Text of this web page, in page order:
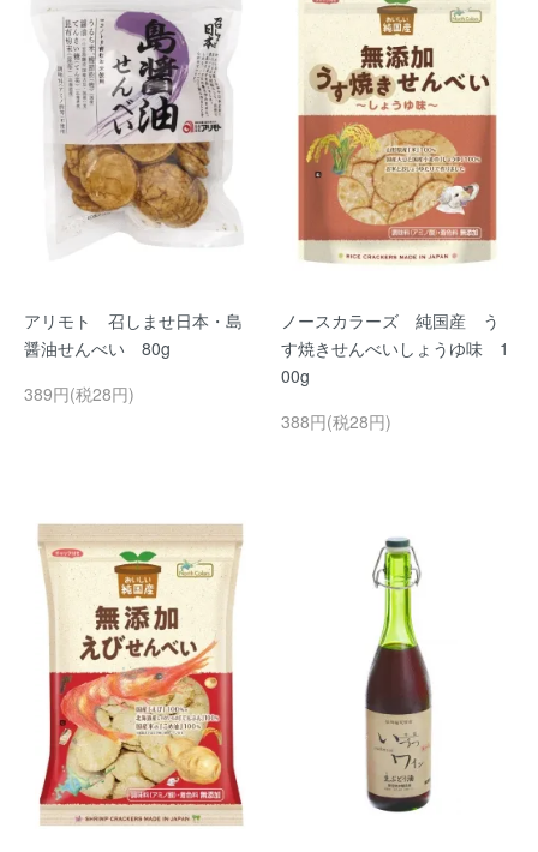
アリモト 召しませ日本・島
醤油せんべい 80g
389円(税28円)
ノースカラーズ 純国産 う
す焼きせんべいしょうゆ味 1
00g
388円(税28円)